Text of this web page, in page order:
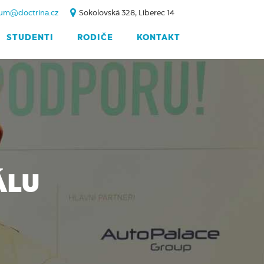
STUDENTI RODIČE KONTAKT
Sokolovská 328, Liberec 14